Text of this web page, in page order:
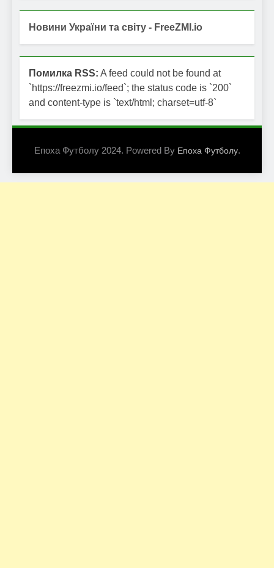
Новини України та світу - FreeZMI.io
Помилка RSS: A feed could not be found at
`https://freezmi.io/feed`; the status code is `200`
and content-type is `text/html; charset=utf-8`
Епоха Футболу 2024. Powered By Епоха Футболу.